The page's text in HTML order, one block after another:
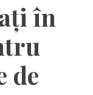
în
de